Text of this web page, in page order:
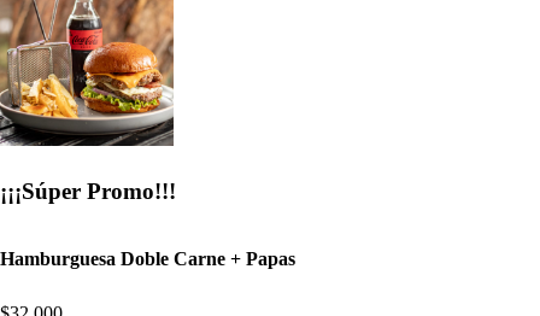
¡¡¡Súper Promo!!!
Hamburguesa Doble Carne + Papas